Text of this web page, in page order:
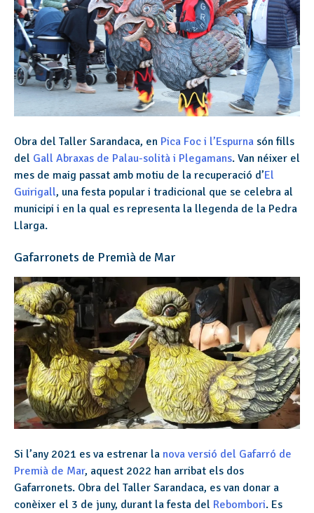
Obra del Taller Sarandaca, en Pica Foc i l’Espurna són fills
del Gall Abraxas de Palau-solità i Plegamans. Van néixer el
mes de maig passat amb motiu de la recuperació d’El
Guirigall, una festa popular i tradicional que se celebra al
municipi i en la qual es representa la llegenda de la Pedra
Llarga.
Gafarronets de Premià de Mar
Si l’any 2021 es va estrenar la nova versió del Gafarró de
Premià de Mar, aquest 2022 han arribat els dos
Gafarronets. Obra del Taller Sarandaca, es van donar a
conèixer el 3 de juny, durant la festa del Rebombori. Es